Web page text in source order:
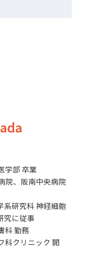
学部 卒業
院、阪南中央病院
系研究科 神経細胞
究に従事
科 勤務
科クリニック 開